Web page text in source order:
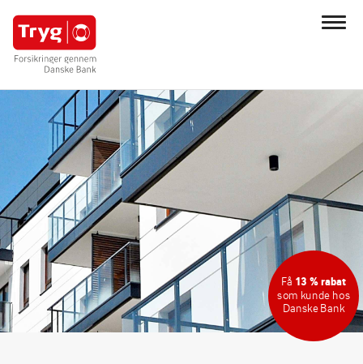
Få 13 % rabat
som kunde hos
Danske Bank